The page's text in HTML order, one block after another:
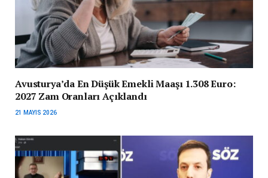
Avusturya’da En Düşük Emekli Maaşı 1.308 Euro:
2027 Zam Oranları Açıklandı
21 MAYIS 2026